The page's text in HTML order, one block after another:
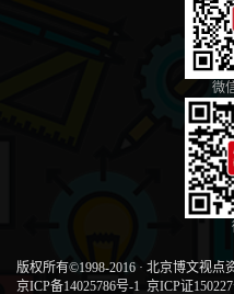
微
版权所有©1998-2016 · 北京博文视点
京ICP备14025786号-1 京ICP证